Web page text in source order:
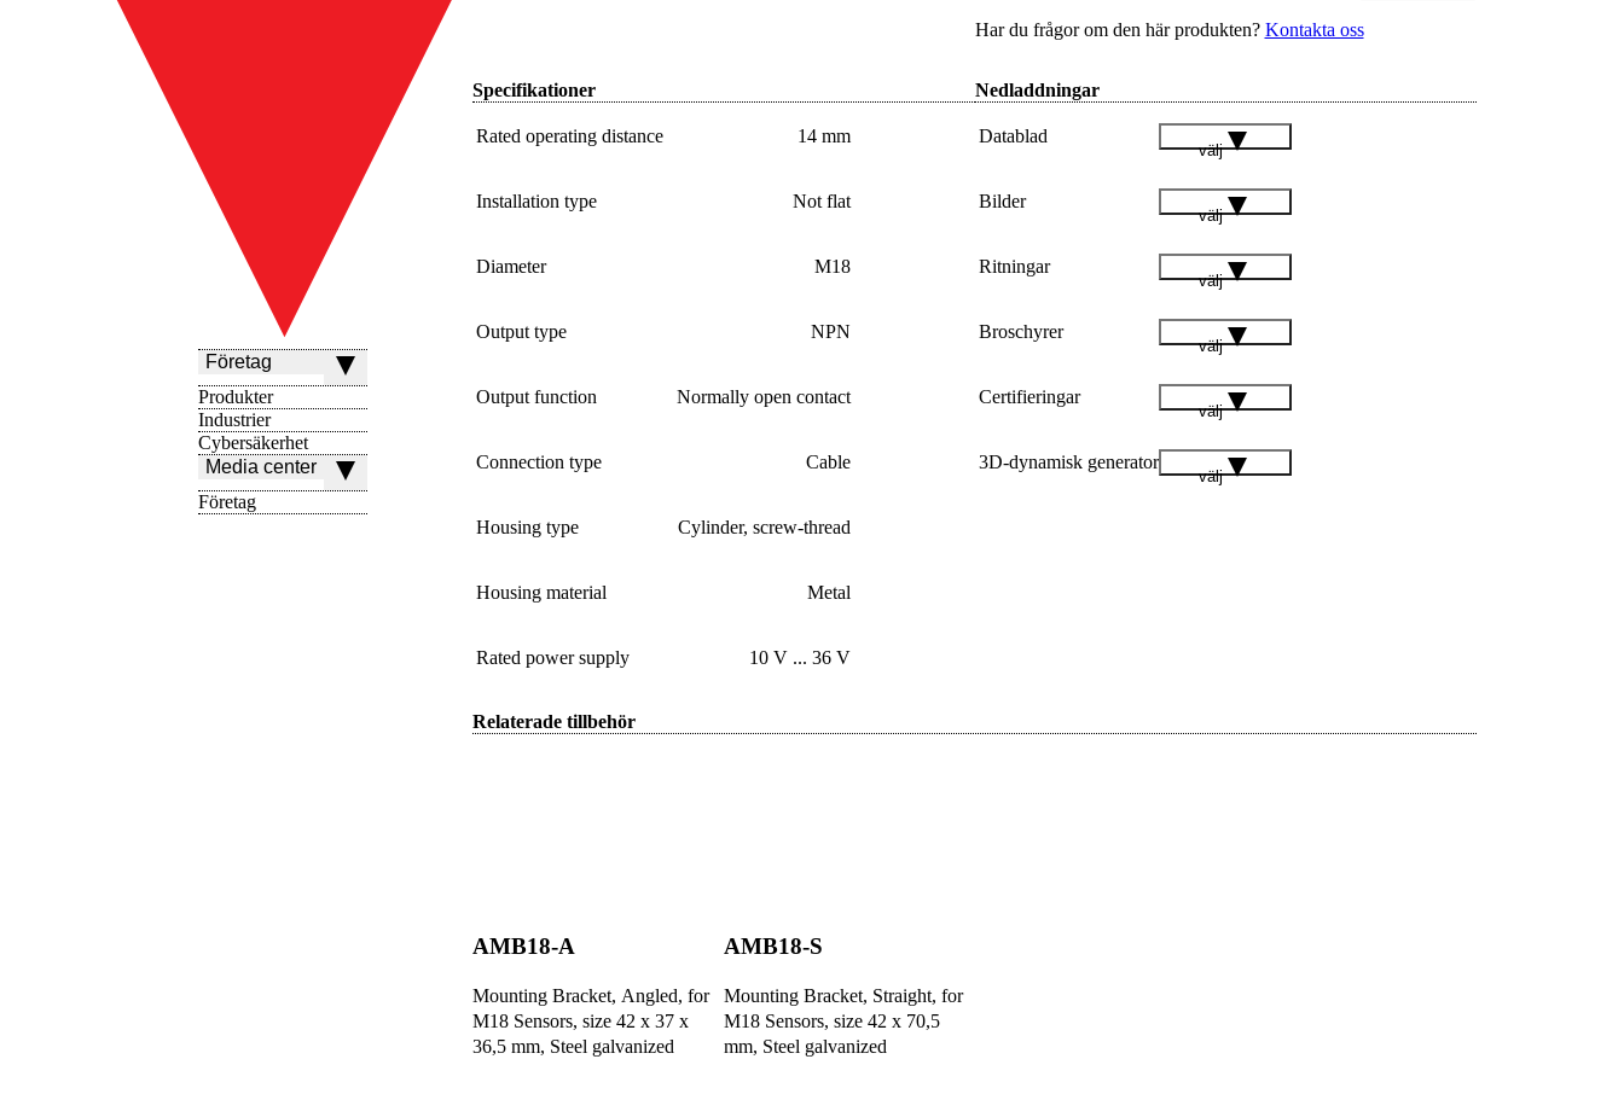
Företag
Produkter
Industrier
Cybersäkerhet
Media center
Företag
Har du frågor om den här produkten? Kontakta oss
Specifikationer
Rated operating distance 14 mm
Installation type Not flat
Diameter M18
Output type NPN
Output function Normally open contact
Connection type Cable
Housing type Cylinder, screw-thread
Housing material Metal
Rated power supply 10 V ... 36 V
Nedladdningar
Datablad
välj
Bilder
välj
Ritningar
välj
Broschyrer
välj
Certifieringar
välj
3D-dynamisk generator
välj
Relaterade tillbehör
AMB18-A
Mounting Bracket, Angled, for
M18 Sensors, size 42 x 37 x
36,5 mm, Steel galvanized
AMB18-S
Mounting Bracket, Straight, for
M18 Sensors, size 42 x 70,5
mm, Steel galvanized